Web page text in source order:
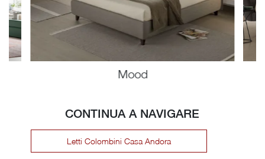
Mood
CONTINUA A NAVIGARE
Letti Colombini Casa Andora